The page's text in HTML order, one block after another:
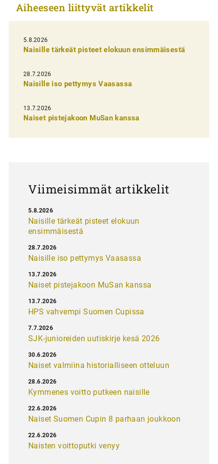
e
i
e
n
s
e
l
Aiheeseen liittyvät artikkelit
5.8.2026
Naisille tärkeät pisteet elokuun ensimmäisestä
28.7.2026
Naisille iso pettymys Vaasassa
13.7.2026
Naiset pistejakoon MuSan kanssa
Viimeisimmät artikkelit
Naisille tärkeät pisteet elokuun
ensimmäisestä
5.8.2026
Naisille iso pettymys Vaasassa
28.7.2026
Naiset pistejakoon MuSan kanssa
13.7.2026
HPS vahvempi Suomen Cupissa
13.7.2026
SJK-junioreiden uutiskirje kesä 2026
7.7.2026
Naiset valmiina historialliseen otteluun
30.6.2026
Kymmenes voitto putkeen naisille
28.6.2026
Naiset Suomen Cupin 8 parhaan joukkoon
22.6.2026
Naisten voittoputki venyy
22.6.2026